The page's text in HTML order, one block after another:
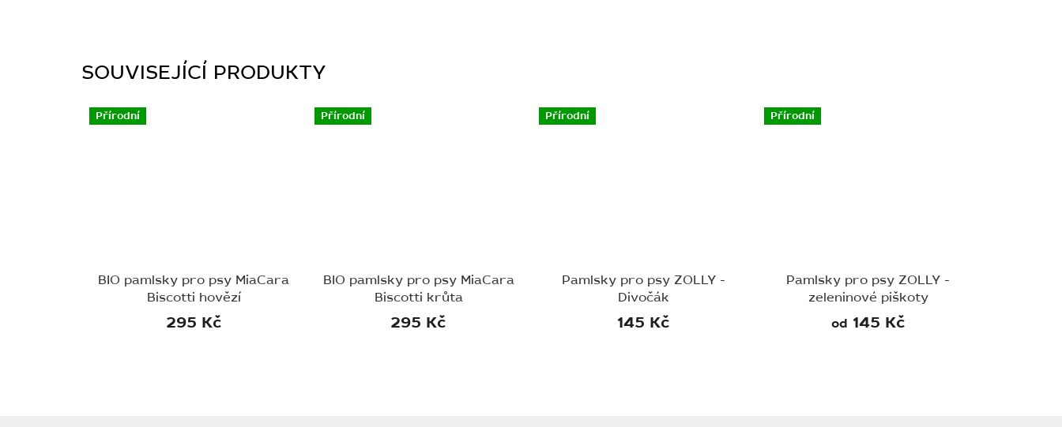
SOUVISEJÍCÍ PRODUKTY
Přírodní
BIO pamlsky pro psy MiaCara
Biscotti hovězí
295 Kč
Přírodní
BIO pamlsky pro psy MiaCara
Biscotti krůta
295 Kč
Přírodní
Pamlsky pro psy ZOLLY -
Divočák
145 Kč
Přírodní
Pamlsky pro psy ZOLLY -
zeleninové piškoty
od 145 Kč